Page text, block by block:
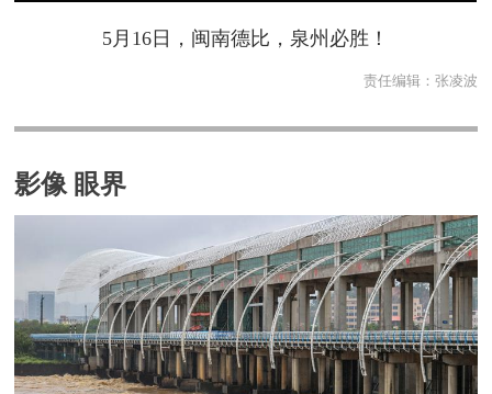
5月16日，闽南德比，泉州必胜！
责任编辑： 张凌波
影像 眼界